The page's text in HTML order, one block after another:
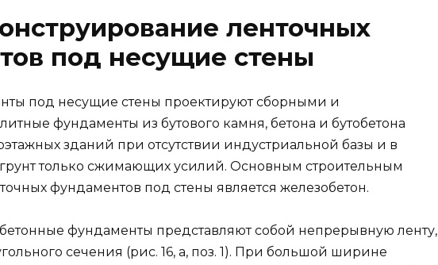
ленточных
под несущие стены
под несущие стены проектируют сборными и
фундаменты из бутового камня, бетона и бутобетона
зданий при отсутствии индустриальной базы и в
только сжимающих усилий. Основным строительным
фундаментов под стены является железобетон.
фундаменты представляют собой непрерывную ленту,
сечения (рис. 16, а, поз. 1). При большой ширине